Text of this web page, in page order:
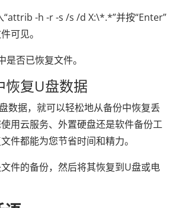
“attrib -h -r -s /s /d X:\*.*”并按“Enter”
可见。
是否已恢复文件。
恢复U盘数据
数据，就可以轻松地从备份中恢复丢
用云服务、外置硬盘还是软件备份工
件都能为您节省时间和精力。
件的备份，然后将其恢复到U盘或电